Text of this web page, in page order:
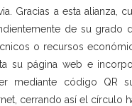
Gracias a esta alianza,
de su grado
o recursos
su página web e
mediante código QR
cerrando así el círculo